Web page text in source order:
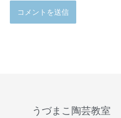
うづまこ陶芸教室